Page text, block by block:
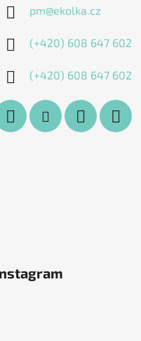
pm@ekolka.cz
(+420) 608 647 602
(+420) 608 647 602